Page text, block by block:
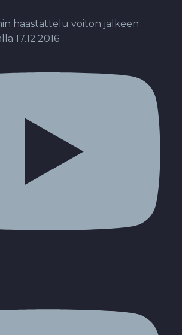
haastattelu voiton jälkeen
17.12.2016